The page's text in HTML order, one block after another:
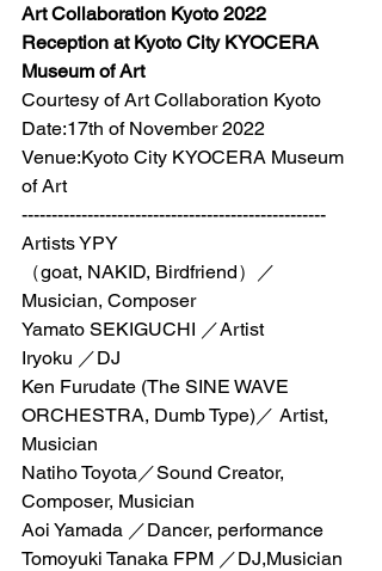
Art Collaboration Kyoto 2022
Reception at Kyoto City KYOCERA
Museum of Art
Courtesy of Art Collaboration Kyoto
Date:17th of November 2022
Venue:Kyoto City KYOCERA Museum
of Art
---------------------------------------------------
Artists YPY
（goat, NAKID, Birdfriend）／
Musician, Composer
Yamato SEKIGUCHI ／Artist
Iryoku ／DJ
Ken Furudate (The SINE WAVE
ORCHESTRA, Dumb Type)／ Artist,
Musician
Natiho Toyota／Sound Creator,
Composer, Musician
Aoi Yamada ／Dancer, performance
Tomoyuki Tanaka FPM ／DJ,Musician